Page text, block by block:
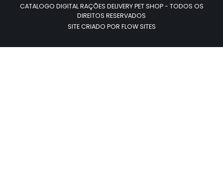
CATALOGO DIGITAL RAÇÕES DELIVERY PET SHOP - TODOS OS
DIREITOS RESERVADOS
SITE CRIADO POR FLOW SITES